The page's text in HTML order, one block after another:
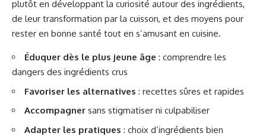
plutôt en développant la curiosité autour des ingrédients,
de leur transformation par la cuisson, et des moyens pour
rester en bonne santé tout en s’amusant en cuisine.
Éduquer dès le plus jeune âge : comprendre les
dangers des ingrédients crus
Favoriser les alternatives : recettes sûres et rapides
Accompagner sans stigmatiser ni culpabiliser
Adapter les pratiques : choix d’ingrédients bien